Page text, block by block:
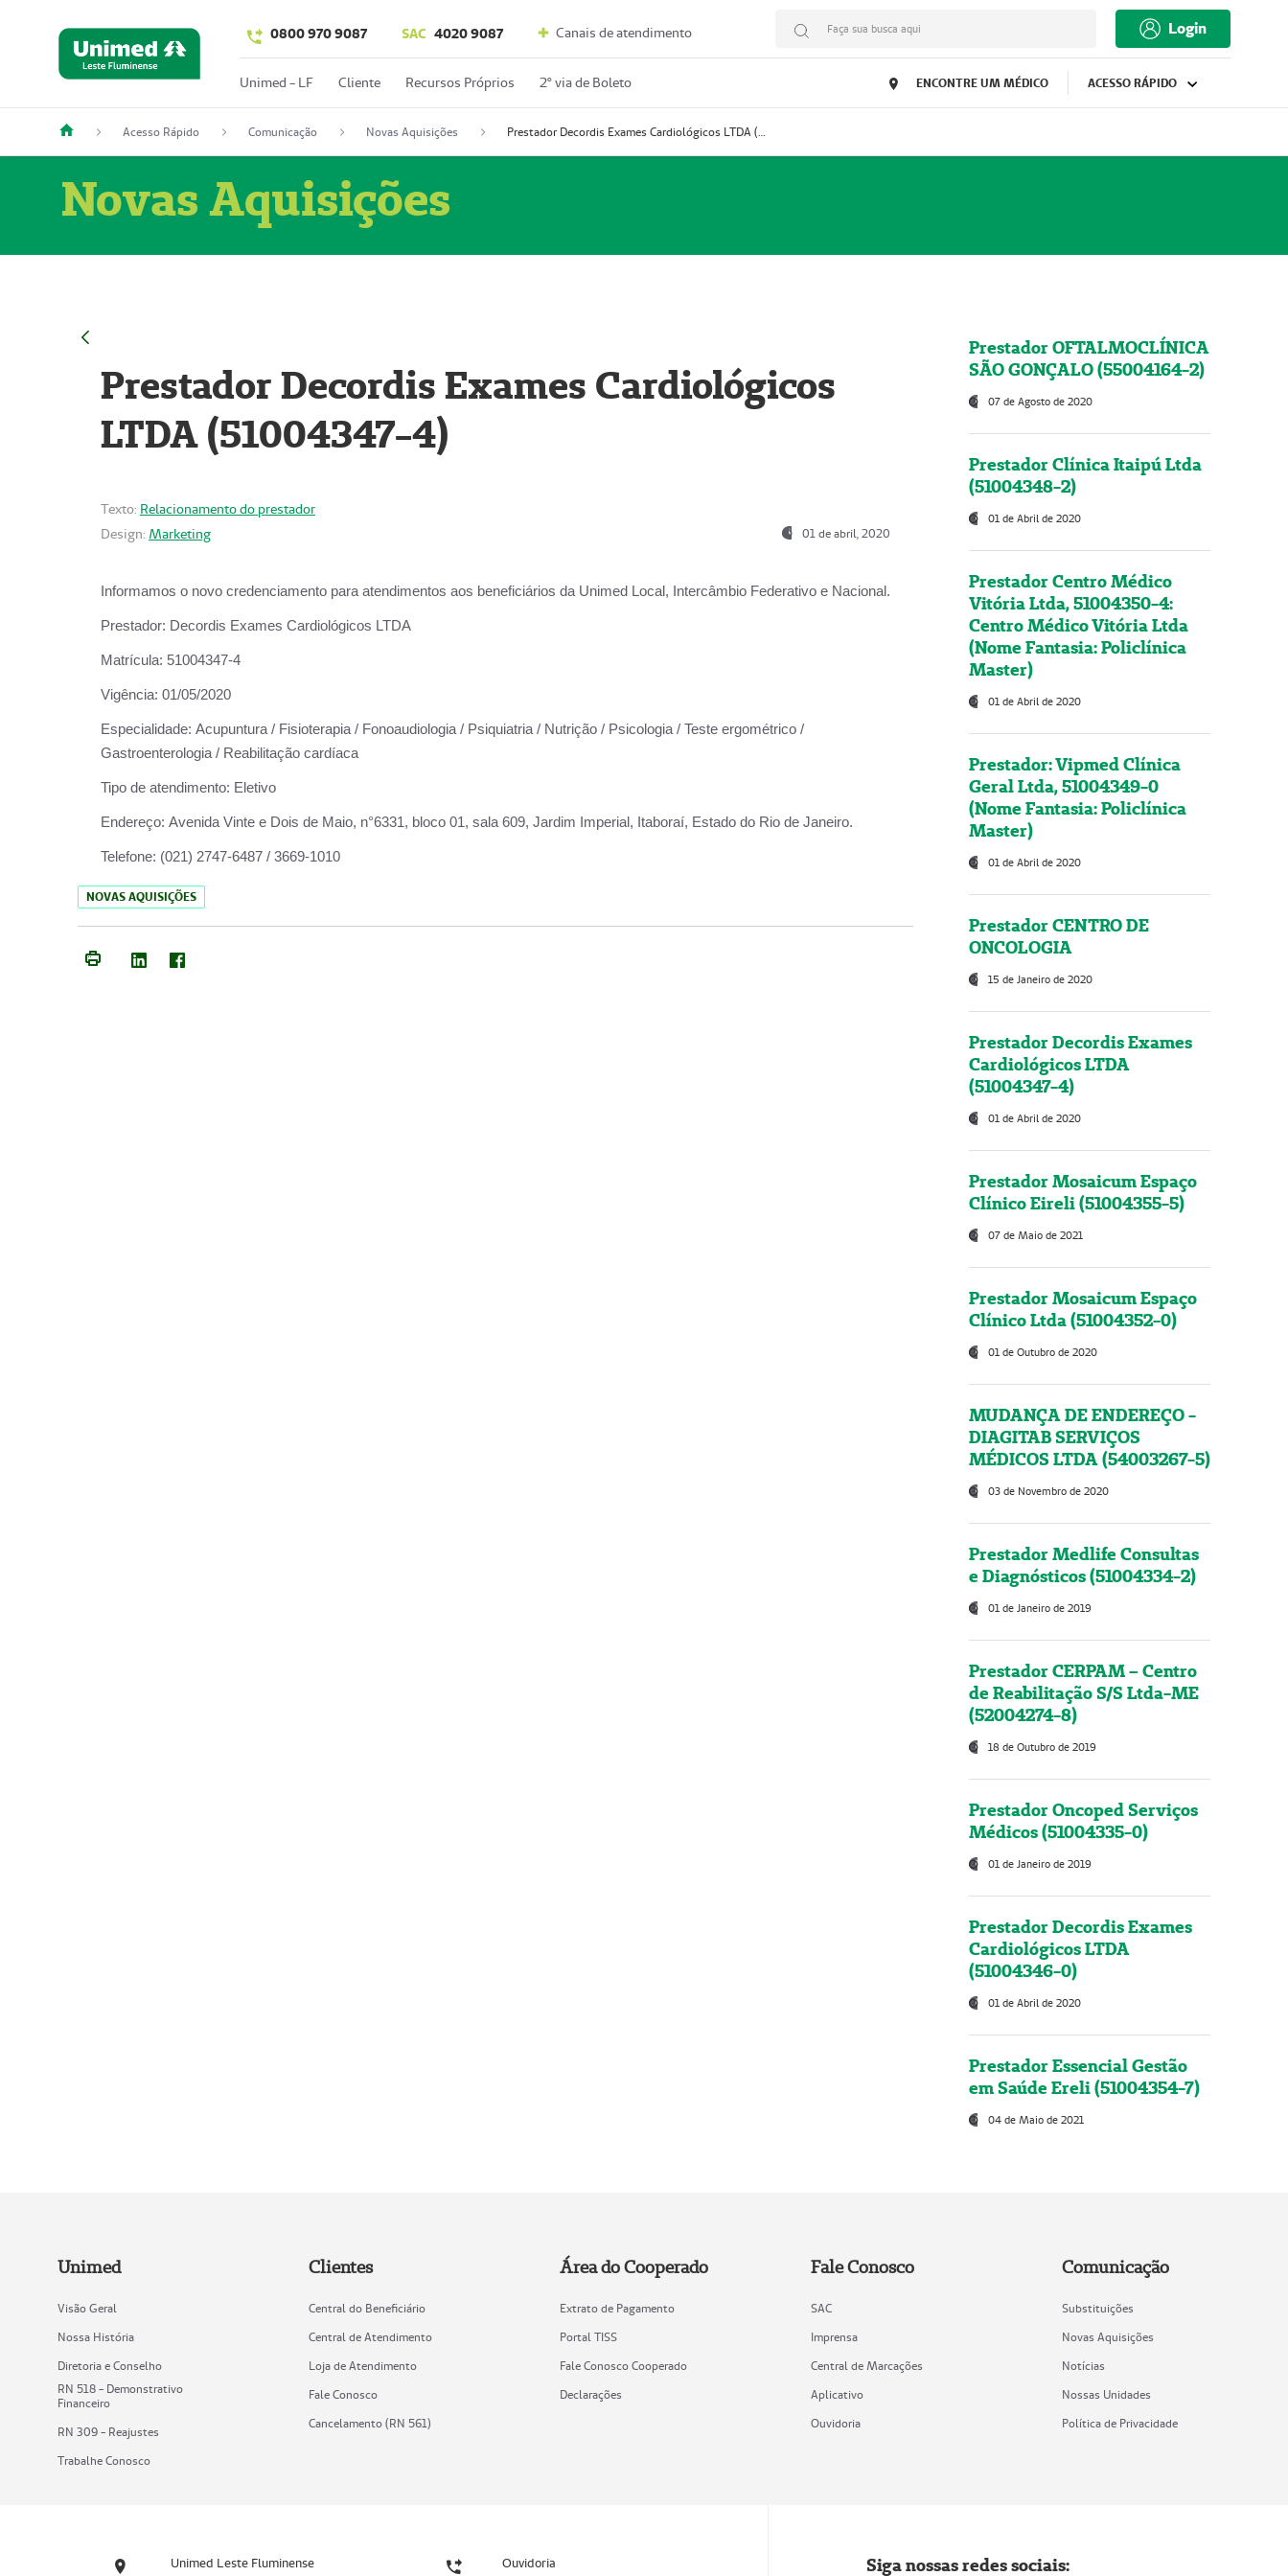
0800 970 9087 SAC 4020 9087 Canais de atendimento Faça sua busca aqui Login
Unimed - LF Cliente Recursos Próprios 2º via de Boleto ENCONTRE UM MÉDICO ACESSO RÁPIDO
Acesso Rápido Comunicação Novas Aquisições Prestador Decordis Exames Cardiológicos LTDA (51004347-4)
Novas Aquisições
Prestador Decordis Exames Cardiológicos
LTDA (51004347-4)
Texto: Relacionamento do prestador
Design: Marketing 01 de abril, 2020
Informamos o novo credenciamento para atendimentos aos beneficiários da Unimed Local, Intercâmbio Federativo e Nacional.
Prestador: Decordis Exames Cardiológicos LTDA
Matrícula: 51004347-4
Vigência: 01/05/2020
Especialidade: Acupuntura / Fisioterapia / Fonoaudiologia / Psiquiatria / Nutrição / Psicologia / Teste ergométrico /
Gastroenterologia / Reabilitação cardíaca
Tipo de atendimento: Eletivo
Endereço: Avenida Vinte e Dois de Maio, n°6331, bloco 01, sala 609, Jardim Imperial, Itaboraí, Estado do Rio de Janeiro.
Telefone: (021) 2747-6487 / 3669-1010
NOVAS AQUISIÇÕES
Prestador OFTALMOCLÍNICA
SÃO GONÇALO (55004164-2)
07 de Agosto de 2020
Prestador Clínica Itaipú Ltda
(51004348-2)
01 de Abril de 2020
Prestador Centro Médico
Vitória Ltda, 51004350-4:
Centro Médico Vitória Ltda
(Nome Fantasia: Policlínica
Master)
01 de Abril de 2020
Prestador: Vipmed Clínica
Geral Ltda, 51004349-0
(Nome Fantasia: Policlínica
Master)
01 de Abril de 2020
Prestador CENTRO DE
ONCOLOGIA
15 de Janeiro de 2020
Prestador Decordis Exames
Cardiológicos LTDA
(51004347-4)
01 de Abril de 2020
Prestador Mosaicum Espaço
Clínico Eireli (51004355-5)
07 de Maio de 2021
Prestador Mosaicum Espaço
Clínico Ltda (51004352-0)
01 de Outubro de 2020
MUDANÇA DE ENDEREÇO -
DIAGITAB SERVIÇOS
MÉDICOS LTDA (54003267-5)
03 de Novembro de 2020
Prestador Medlife Consultas
e Diagnósticos (51004334-2)
01 de Janeiro de 2019
Prestador CERPAM – Centro
de Reabilitação S/S Ltda-ME
(52004274-8)
18 de Outubro de 2019
Prestador Oncoped Serviços
Médicos (51004335-0)
01 de Janeiro de 2019
Prestador Decordis Exames
Cardiológicos LTDA
(51004346-0)
01 de Abril de 2020
Prestador Essencial Gestão
em Saúde Ereli (51004354-7)
04 de Maio de 2021
Unimed
Visão Geral
Nossa História
Diretoria e Conselho
RN 518 - Demonstrativo
Financeiro
RN 309 - Reajustes
Trabalhe Conosco
Clientes
Central do Beneficiário
Central de Atendimento
Loja de Atendimento
Fale Conosco
Cancelamento (RN 561)
Área do Cooperado
Extrato de Pagamento
Portal TISS
Fale Conosco Cooperado
Declarações
Fale Conosco
SAC
Imprensa
Central de Marcações
Aplicativo
Ouvidoria
Comunicação
Substituições
Novas Aquisições
Notícias
Nossas Unidades
Política de Privacidade
Unimed Leste Fluminense Ouvidoria Siga nossas redes sociais: